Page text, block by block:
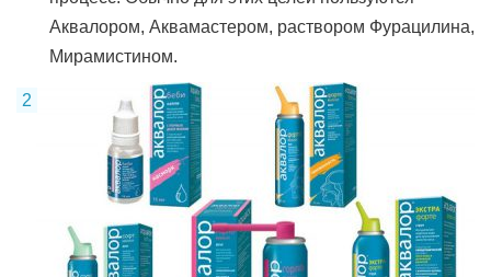
Аквалором, Аквамастером, раствором Фурацилина,
Мирамистином.